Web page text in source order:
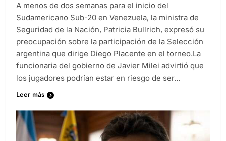
A menos de dos semanas para el inicio del
Sudamericano Sub-20 en Venezuela, la ministra de
Seguridad de la Nación, Patricia Bullrich, expresó su
preocupación sobre la participación de la Selección
argentina que dirige Diego Placente en el torneo.La
funcionaria del gobierno de Javier Milei advirtió que
los jugadores podrían estar en riesgo de ser…
Leer más